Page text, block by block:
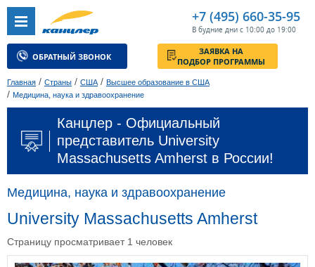
+7 (495) 660-35-95
В будние дни с 10:00 до 19:00
ОБРАТНЫЙ ЗВОНОК
ЗАЯВКА НА
ПОДБОР ПРОГРАММЫ
Главная / Страны / США / Высшее образование в США
/ Медицина, наука и здравоохранение
Канцлер - Официальный
представитель University
Massachusetts Amherst в России!
Медицина, наука и здравоохранение
University Massachusetts Amherst
Страницу просматривает 1 человек